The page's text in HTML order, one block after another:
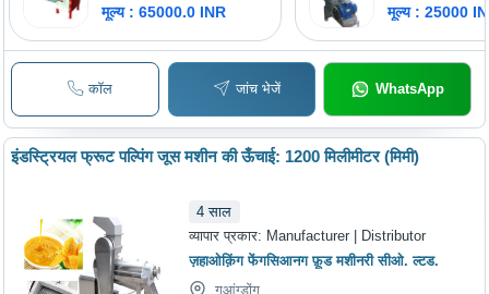
मूल्य : 65000.0 INR
मूल्य : 25000
कॉल जांच भेजें WhatsApp
इंडस्ट्रियल फ्रूट पल्पिंग जूस मशीन की ऊँचाई: 1200 मिलीमीटर (मिमी)
4 साल
व्यापार प्रकार: Manufacturer | Distributor
ज़हाओक़िंग फेंगसिआनग फ़ूड मशीनरी सीओ. ल्टड.
गुआंग्डोंग